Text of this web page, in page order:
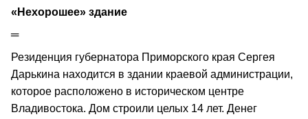
«Нехорошее» здание
═
Резиденция губернатора Приморского края Сергея
Дарькина находится в здании краевой администрации,
которое расположено в историческом центре
Владивостока. Дом строили целых 14 лет. Денег